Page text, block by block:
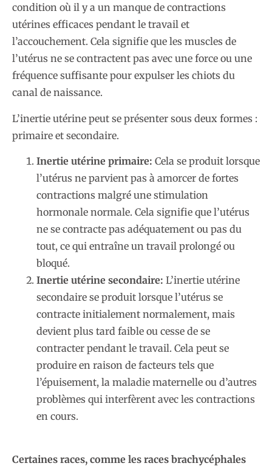
condition où il y a un manque de contractions
utérines efficaces pendant le travail et
l’accouchement. Cela signifie que les muscles de
l’utérus ne se contractent pas avec une force ou une
fréquence suffisante pour expulser les chiots du
canal de naissance.
L’inertie utérine peut se présenter sous deux formes :
primaire et secondaire.
Inertie utérine primaire: Cela se produit lorsque
l’utérus ne parvient pas à amorcer de fortes
contractions malgré une stimulation
hormonale normale. Cela signifie que l’utérus
ne se contracte pas adéquatement ou pas du
tout, ce qui entraîne un travail prolongé ou
bloqué.
Inertie utérine secondaire: L’inertie utérine
secondaire se produit lorsque l’utérus se
contracte initialement normalement, mais
devient plus tard faible ou cesse de se
contracter pendant le travail. Cela peut se
produire en raison de facteurs tels que
l’épuisement, la maladie maternelle ou d’autres
problèmes qui interfèrent avec les contractions
en cours.
Certaines races, comme les races brachycéphales